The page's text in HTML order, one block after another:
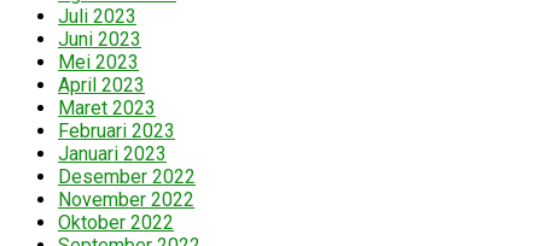
Juli 2023
Juni 2023
Mei 2023
April 2023
Maret 2023
Februari 2023
Januari 2023
Desember 2022
November 2022
Oktober 2022